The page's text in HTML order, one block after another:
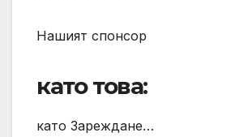
Нашият спонсор
като това:
като Зареждане…